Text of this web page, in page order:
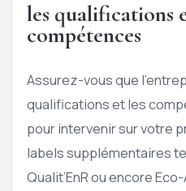
les qualifications
compétences
Assurez-vous que
qualifications et les
pour intervenir sur votre
labels supplémentaires
Qualit’EnR ou encore